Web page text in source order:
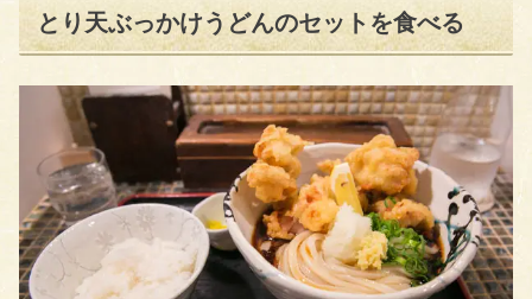
とり天ぶっかけうどんのセットを食べる